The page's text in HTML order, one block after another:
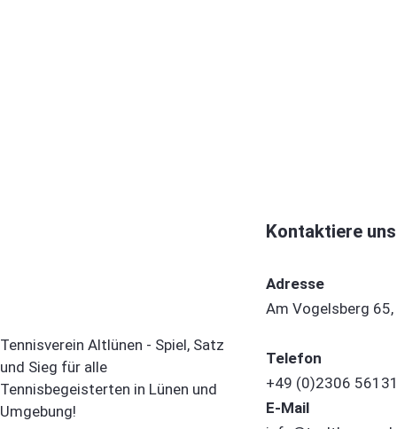
Tennisverein Altlünen - Spiel, Satz
und Sieg für alle
Tennisbegeisterten in Lünen und
Umgebung!
Kontaktiere uns
Adresse
Am Vogelsberg
Telefon
+49 (0)2306
E-Mail